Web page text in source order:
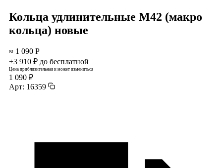
Кольца удлинительные М42 (макро
кольца) новые
≈ 1 090 Р
+3 910 ₽ до бесплатной
Цена приблизительная и может измениться
1 090 ₽
Арт: 16359